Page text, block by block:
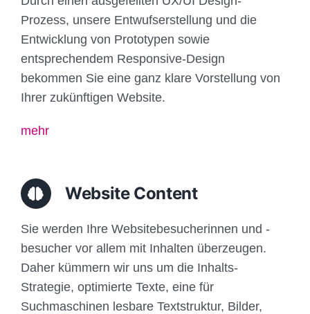
Prozess, unsere Entwufserstellung und die
Entwicklung von Prototypen sowie
entsprechendem Responsive-Design
bekommen Sie eine ganz klare Vorstellung von
Ihrer zukünftigen Website.
mehr
Website Content
Sie werden Ihre Websitebesucherinnen und -
besucher vor allem mit Inhalten überzeugen.
Daher kümmern wir uns um die Inhalts-
Strategie, optimierte Texte, eine für
Suchmaschinen lesbare Textstruktur, Bilder,